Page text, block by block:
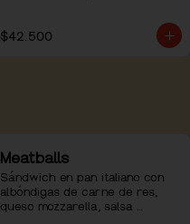
$42.500
Meatballs
Sándwich en pan italiano con
albóndigas de carne de res,
queso mozzarella, salsa